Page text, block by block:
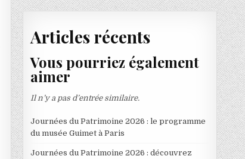
Articles récents
Vous pourriez également
aimer
Il n’y a pas d’entrée similaire.
Journées du Patrimoine 2026 : le programme
du musée Guimet à Paris
Journées du Patrimoine 2026 : découvrez